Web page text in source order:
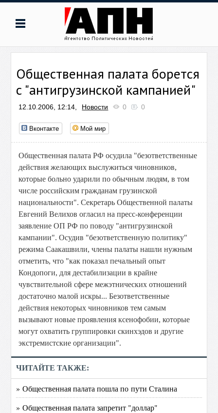
Общественная палата борется
с "антигрузинской кампанией"
12.10.2006, 12:14, Новости 0 0
Вконтакте Мой мир
Общественная палата РФ осудила "безответственные
действия желающих выслужиться чиновников,
которые больно ударили по обычным людям, в том
числе российским гражданам грузинской
национальности". Секретарь Общественной палаты
Евгений Велихов огласил на пресс-конференции
заявление ОП РФ по поводу "антигрузинской
кампании". Осудив "безответственную политику"
режима Саакашвили, члены палаты нашли нужным
отметить, что "как показал печальный опыт
Кондопоги, для дестабилизации в крайне
чувствительной сфере межэтнических отношений
достаточно малой искры... Безответственные
действия некоторых чиновников тем самым
вызывают новые проявления ксенофобии, которые
могут охватить группировки скинхэдов и другие
экстремистские организации".
ЧИТАЙТЕ ТАКЖЕ:
» Общественная палата пошла по пути Сталина
» Общественная палата запретит "доллар"